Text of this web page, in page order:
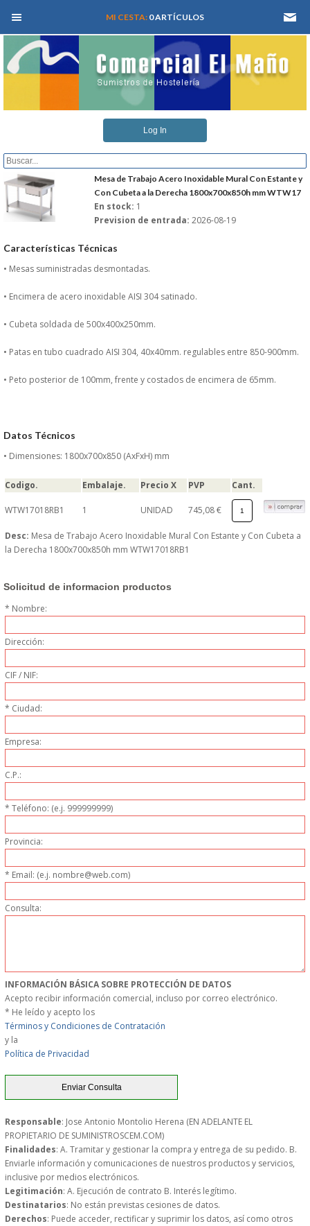
MEN� PRINCIPAL
QUIENES SOMOS
CATALOGOS
REFORMAS Y PROYECTOS
REGISTRARSE
PRODUCTOS EN OFERTAS
ALMACEN Y TRANSPORTE
COMPLEMENTOS DE MESA
CRISTALERIA
PERSONAL
LIMPIEZA
MAQUINARIA FRIA
MAQUINARIA DE LIMPIEZA
MENAJE DE COCINA
MAQUINARIA OTROS
MUEBLES INOX. COCINA
PAPEL Y PRODUCTOS UNIUSO
VAJILLA
CUCHILLOS DE COCINA
OUTLET
GASTOS DE ENVIO
FORMA DE PAGO
MI CESTA: 0 ARTÍCULOS
Log In
Mesa de Trabajo Acero Inoxidable Mural Con Estante y
Con Cubeta a la Derecha 1800x700x850h mm WTW17
En stock: 1
Prevision de entrada: 2026-08-19
Características Técnicas
• Mesas suministradas desmontadas.
• Encimera de acero inoxidable AISI 304 satinado.
• Cubeta soldada de 500x400x250mm.
• Patas en tubo cuadrado AISI 304, 40x40mm. regulables entre 850-900mm.
• Peto posterior de 100mm, frente y costados de encimera de 65mm.
Datos Técnicos
• Dimensiones: 1800x700x850 (AxFxH) mm
Codigo. Embalaje. Precio X PVP Cant.
WTW17018RB1 1 UNIDAD 745,08 €
Desc: Mesa de Trabajo Acero Inoxidable Mural Con Estante y Con Cubeta a
la Derecha 1800x700x850h mm WTW17018RB1
Solicitud de informacion productos
* Nombre:
Dirección:
CIF / NIF:
* Ciudad:
Empresa:
C.P.:
* Teléfono: (e.j. 999999999)
Provincia:
* Email: (e.j. nombre@web.com)
Consulta:
INFORMACIÓN BÁSICA SOBRE PROTECCIÓN DE DATOS
Acepto recibir información comercial, incluso por correo electrónico.
* He leído y acepto los
Términos y Condiciones de Contratación
y la
Política de Privacidad
Responsable: Jose Antonio Montolio Herena (EN ADELANTE EL
PROPIETARIO DE SUMINISTROSCEM.COM)
Finalidades: A. Tramitar y gestionar la compra y entrega de su pedido. B.
Enviarle información y comunicaciones de nuestros productos y servicios,
inclusive por medios electrónicos.
Legitimación: A. Ejecución de contrato B. Interés legítimo.
Destinatarios: No están previstas cesiones de datos.
Derechos: Puede acceder, rectificar y suprimir los datos, así como otros